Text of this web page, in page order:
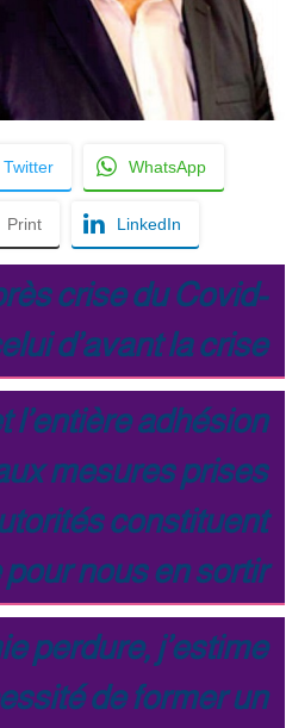
Twitter WhatsApp
Print LinkedIn
crise du Covid-
d’avant la crise
l’entière adhésion
mesures prises
constituent
pour nous en sortir
perdure, j’estime
de former un